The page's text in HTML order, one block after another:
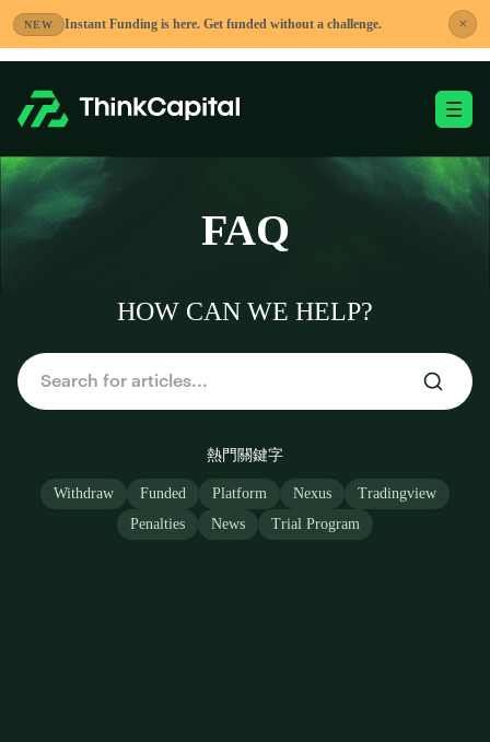
NEW Instant Funding is here. Get funded without a challenge. ×
到
內
切換移動端選單
-
FAQ
HOW CAN WE HELP?
熱門關鍵字
Withdraw Funded Platform Nexus
Tradingview
Penalties
News Trial Program